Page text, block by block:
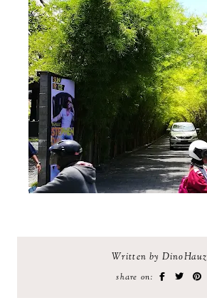
Written by DinoHauz
share on: